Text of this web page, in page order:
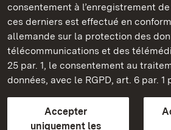
consentement à l’enregistrement
ces derniers est effectué en
allemande sur la protection des
télécommunications et des
25 par. 1, le consentement au
données, avec le RGPD, art. 6 par. 1
Accepter
uniquement les
Châteaux et jardins publics du
FAQ et réponsesMentions légales
Explications sur l’accessibilité
BITV-konform (geprüfte Seiten)
plus loin